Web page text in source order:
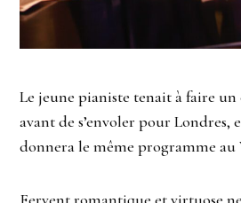
Le jeune pianiste tenait à faire un
avant de s’envoler pour Londres,
donnera le même programme